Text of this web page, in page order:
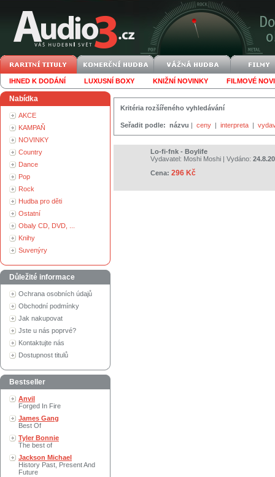
IHNED K DODÁNÍ LUXUSNÍ BOXY KNIŽNÍ NOVINKY FILMOVÉ
Nabídka
AKCE
KAMPAŇ
NOVINKY
Country
Dance
Pop
Rock
Hudba pro děti
Ostatní
Obaly CD, DVD, ...
Knihy
Suvenýry
Důležité informace
Ochrana osobních údajů
Obchodní podmínky
Jak nakupovat
Jste u nás poprvé?
Kontaktujte nás
Dostupnost titulů
Bestseller
Anvil
Forged In Fire
James Gang
Best Of
Tyler Bonnie
The best of
Jackson Michael
History Past, Present And
Future
Kritéria rozšířeného vyhledávání
Seřadit podle: názvu | ceny | interpreta |
Lo-fi-fnk - Boylife
Vydavatel: Moshi Moshi | Vydáno:
Cena: 296 Kč